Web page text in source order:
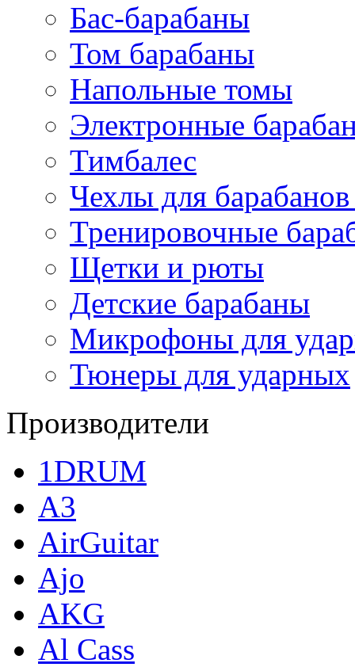
Бас-барабаны
Том барабаны
Напольные томы
Электронные
Тимбалес
Чехлы для
Тренировочные
Щетки и рюты
Детские барабаны
Микрофоны для
Тюнеры для ударных
Производители
1DRUM
A3
AirGuitar
Ajo
AKG
Al Cass